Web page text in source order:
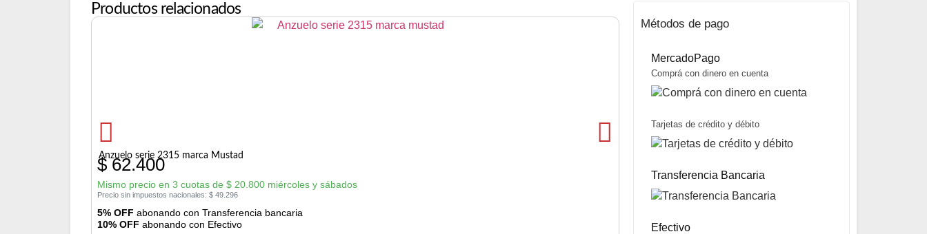
Productos relacionados
Anzuelo serie 2315 marca Mustad
$62.400
Mismo precio en 3 cuotas de $ 20.800 miércoles y sábados
Precio sin impuestos nacionales: $ 49.296
5% OFF abonando con Transferencia bancaria
10% OFF abonando con Efectivo
Precio sin impuestos nacionales:$30.257
10% OFFabonando con Efectivo
Métodos de pago
MercadoPago
Comprá con dinero en cuenta
Tarjetas de crédito y débito
Transferencia Bancaria
Efectivo